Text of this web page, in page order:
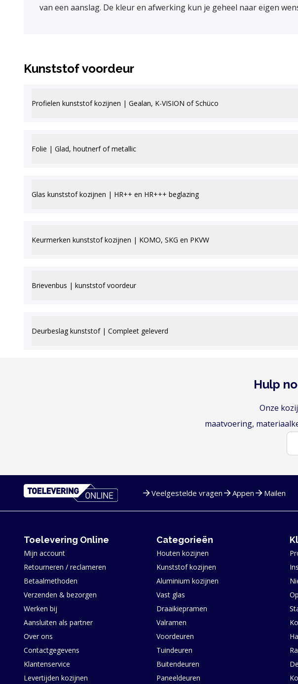
van een aanslag. De kleur en afwerking kun je geheel naar eigen
Kunststof voordeur
Profielen kunststof kozijnen | Gealan, K-VISION of Schüco
Folie | Glad, houtnerf of metallic
Glas kunststof kozijnen | HR++ en HR+++ beglazing
Keurmerken kunststof kozijnen | KOMO, SKG en PKVW
Brievenbus | kunststof voordeur
Deurbeslag kunststof | Compleet geleverd
Hulp
Onze
maatvoering,
Veelgestelde vragen Appen Mailen
Toelevering Online
Mijn account
Retourneren / reclameren
Betaalmethoden
Verzenden & bezorgen
Werken bij
Aansluiten als partner
Over ons
Contactgegevens
Klantenservice
Levertijden kozijnen
Categorieën
Houten kozijnen
Kunststof kozijnen
Aluminium kozijnen
Vast glas
Draaikiepramen
Valramen
Voordeuren
Tuindeuren
Buitendeuren
Paneeldeuren